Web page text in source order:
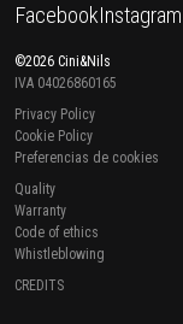
FacebookInstagram
©2026 Cini&Nils
IVA 04026860165
Privacy Policy
Cookie Policy
Preferencias de cookies
Quality
Warranty
Code of ethics
Whistleblowing
CREDITS